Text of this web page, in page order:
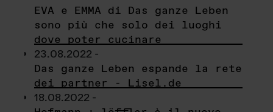
EVA e EMMA di Das ganze Leben
sono più che solo dei luoghi
dove poter cucinare
23.08.2022 -
Das ganze Leben espande la rete
dei partner - Lisel.de
18.08.2022 -